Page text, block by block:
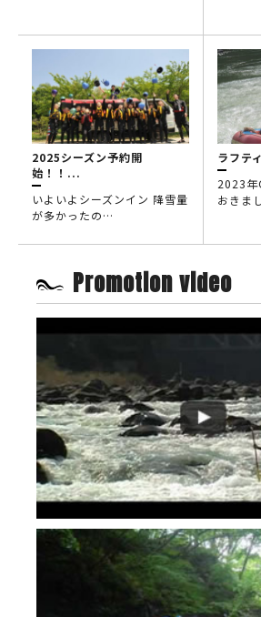
2025シーズン予約開
始！！...
いよいよシーズンイン 降雪量
が多かったの…
ラフテ
2023年
おきま
Promotion video